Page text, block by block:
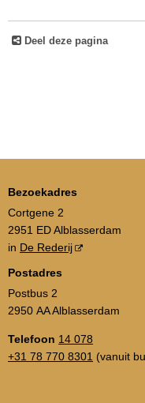
Deel deze pagina
Bezoekadres
Cortgene 2
2951 ED Alblasserdam
in De Rederij
Postadres
Postbus 2
2950 AA Alblasserdam
Telefoon 14 078
+31 78 770 8301 (vanuit